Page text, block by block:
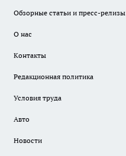
Обзорные статьи и пресс-релизы
О нас
Контакты
Редакционная политика
Условия труда
Авто
Новости